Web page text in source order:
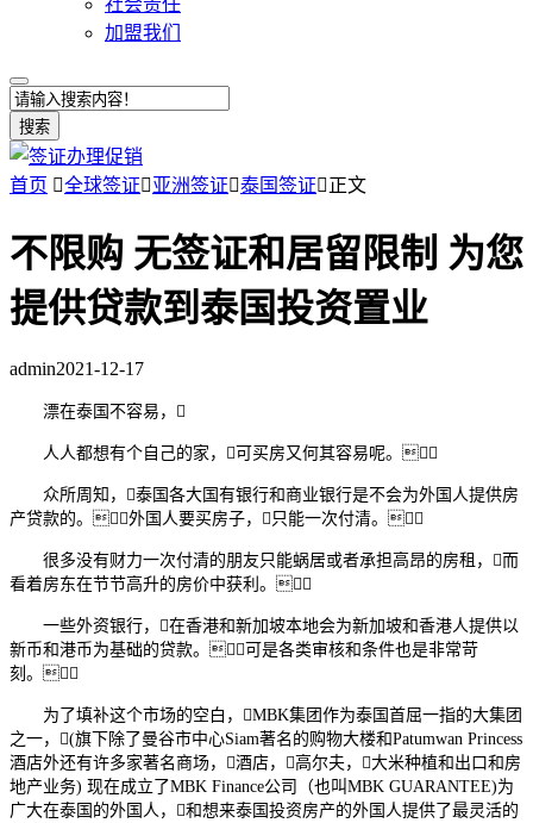
社会责任
加盟我们
搜索
首页 全球签证亚洲签证泰国签证正文
不限购 无签证和居留限制 为您
提供贷款到泰国投资置业
admin2021-12-17
漂在泰国不容易，
人人都想有个自己的家，可买房又何其容易呢。
众所周知，泰国各大国有银行和商业银行是不会为外国人提供房
产贷款的。外国人要买房子，只能一次付清。
很多没有财力一次付清的朋友只能蜗居或者承担高昂的房租，而
看着房东在节节高升的房价中获利。
一些外资银行，在香港和新加坡本地会为新加坡和香港人提供以
新币和港币为基础的贷款。可是各类审核和条件也是非常苛
刻。
为了填补这个市场的空白，MBK集团作为泰国首屈一指的大集团
之一，(旗下除了曼谷市中心Siam著名的购物大楼和Patumwan Princess
酒店外还有许多家著名商场，酒店，高尔夫，大米种植和出口和房
地产业务) 现在成立了MBK Finance公司（也叫MBK GUARANTEE)为
广大在泰国的外国人，和想来泰国投资房产的外国人提供了最灵活的